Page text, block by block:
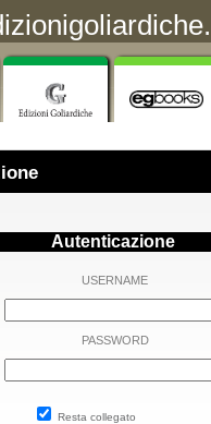
Autenticazione
USERNAME
PASSWORD
Resta collegato